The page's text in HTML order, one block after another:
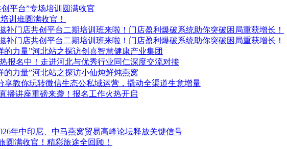
平台”专场培训圆满收官
训班圆满收官！
补门店共创平台二期培训班来啦！门店盈利爆破系统助你突破困局重获增长！
补门店共创平台二期培训班来啦！门店盈利爆破系统助你突破困局重获增长！
的力量”河北站之探访创喜智慧健康产业集团
报名中！走进河北与优秀行业同仁深度交流对接
的力量”河北站之探访小仙炖鲜炖燕窝
享教你玩转微信生态公私域运营，撬动全渠道生意增量
播讲座重磅来袭！报名工作火热开启
年中印尼、中马燕窝贸易高峰论坛释放关键信号
圆满收官！精彩旅途全回顾！